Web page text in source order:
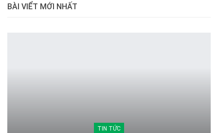
BÀI VIỂT MỚI NHẤT
TIN TỨC